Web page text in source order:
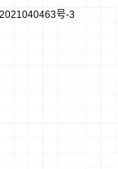
号-3